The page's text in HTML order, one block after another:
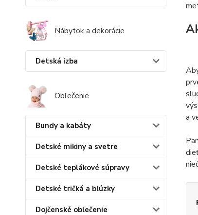
Nábytok a dekorácie
Detská izba
Oblečenie
Bundy a kabáty
Detské mikiny a svetre
Detské teplákové súpravy
Detské tričká a blúzky
Dojčenské oblečenie
a